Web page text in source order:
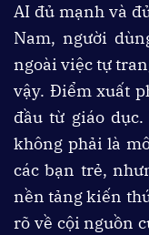
AI đủ mạnh và
Nam, người
ngoài việc tự
vậy. Điểm xuất
đầu từ giáo
không phải là
các bạn trẻ,
nền tảng kiến
rõ về cội nguồn